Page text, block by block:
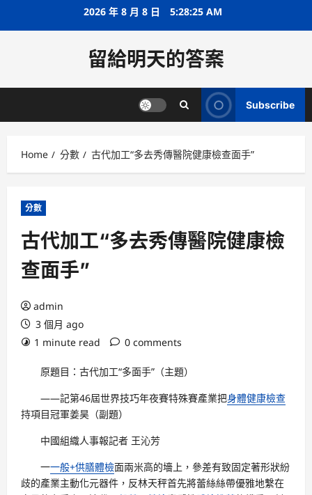
2026 年 8 月 8 日 5:28:25 AM
留給明天的答案
Subscribe
Home 分數 古代加工“多去秀傳醫院健康檢查面手”
分數
古代加工“多去秀傳醫院健康檢
查面手”
admin
3 個月 ago
1 minute read
0 comments
原題目：古代加工“多面手”（主題）
——記第46屆世界技巧年夜賽特殊賽產業把身體健康檢查
持項目冠軍姜昊（副題）
中國組織人事報記者 王沁芳
一一般+供膳體檢面兩米高的墻上，參差有致固定著形狀紛
歧的產業主動化元器件，反林天秤首先將蕾絲絲帶優雅地繫在